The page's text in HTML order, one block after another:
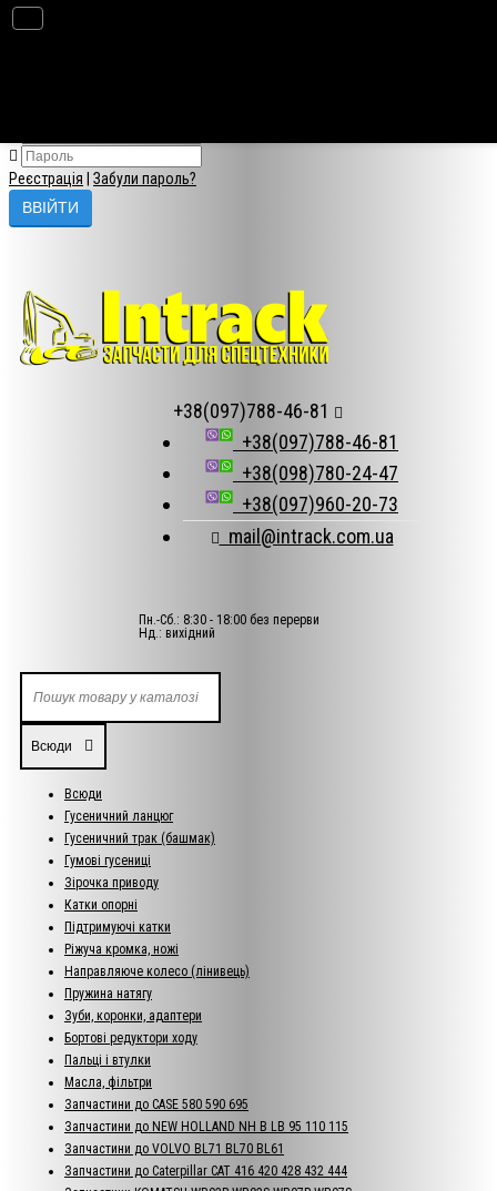
Реєстрація Забули пароль?
+38(097)788-46-81
+38(097)788-46-81
+38(098)780-24-47
+38(097)960-20-73
mail@intrack.com.ua
Пн.-Сб.: 8:30 - 18:00 без перерви
Нд.: вихідний
Всюди
Всюди
Гусеничний ланцюг
Гусеничний трак (башмак)
Гумові гусениці
Зірочка приводу
Катки опорні
Підтримуючі катки
Ріжуча кромка, ножі
Направляюче колесо (лінивець)
Пружина натягу
Зуби, коронки, адаптери
Бортові редуктори ходу
Пальці і втулки
Масла, фільтри
Запчастини до CASE 580 590 695
Запчастини до NEW HOLLAND NH B LB 95 110 115
Запчастини до VOLVO BL71 BL70 BL61
Запчастини до Caterpillar CAT 416 420 428 432 444